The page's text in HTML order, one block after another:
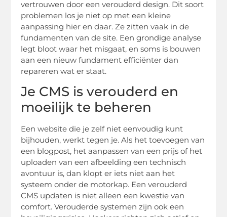
vertrouwen door een verouderd design. Dit soort
problemen los je niet op met een kleine
aanpassing hier en daar. Ze zitten vaak in de
fundamenten van de site. Een grondige analyse
legt bloot waar het misgaat, en soms is bouwen
aan een nieuw fundament efficiënter dan
repareren wat er staat.
Je CMS is verouderd en
moeilijk te beheren
Een website die je zelf niet eenvoudig kunt
bijhouden, werkt tegen je. Als het toevoegen van
een blogpost, het aanpassen van een prijs of het
uploaden van een afbeelding een technisch
avontuur is, dan klopt er iets niet aan het
systeem onder de motorkap. Een verouderd
CMS updaten is niet alleen een kwestie van
comfort. Verouderde systemen zijn ook een